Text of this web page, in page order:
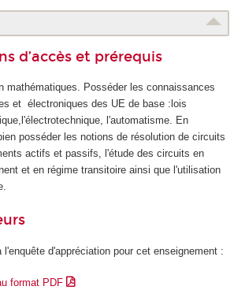
d’accès et prérequis
mathématiques. Posséder les connaissances
et électroniques des UE de base :lois
l'automatisme. En
posséder les notions de résolution de circuits
actifs et passifs, l'étude des circuits en
et en régime transitoire ainsi que l'utilisation
l'enquête d'appréciation pour cet enseignement :
format PDF